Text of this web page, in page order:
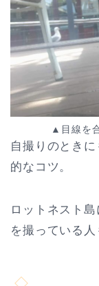
▲目線を
自撮りのとき
的なコツ。
ロットネスト
を撮っている人